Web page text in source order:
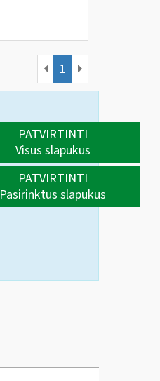
1
PATVIRTINTI
Visus slapukus
PATVIRTINTI
Pasirinktus slapukus